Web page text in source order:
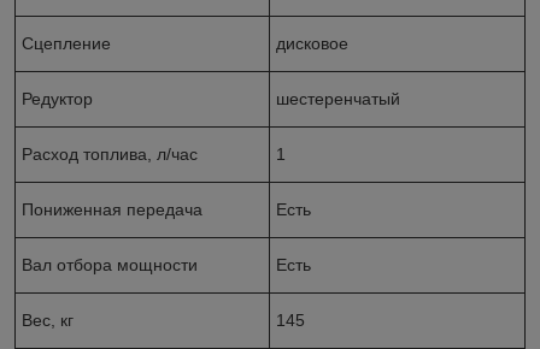
Сцепление дисковое
Редуктор шестеренчатый
Расход топлива, л/час 1
Пониженная передача Есть
Вал отбора мощности Есть
Вес, кг 145